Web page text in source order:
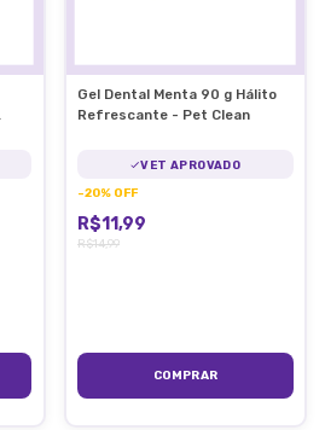
Gel Dental Menta 90 g Hálito
Refrescante - Pet Clean
VET APROVADO
-20% OFF
R$11,99
R$14,99